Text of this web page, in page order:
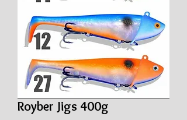
Royber Jigs 400g